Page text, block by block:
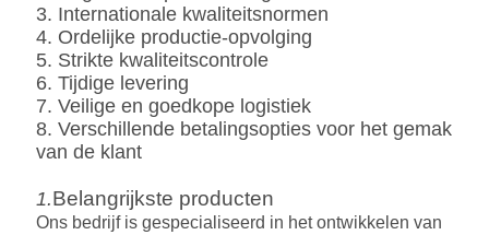
3. Internationale kwaliteitsnormen
4. Ordelijke productie-opvolging
5. Strikte kwaliteitscontrole
6. Tijdige levering
7. Veilige en goedkope logistiek
8. Verschillende betalingsopties voor het gemak
van de klant
1.Belangrijkste producten
Ons bedrijf is gespecialiseerd in het ontwikkelen van